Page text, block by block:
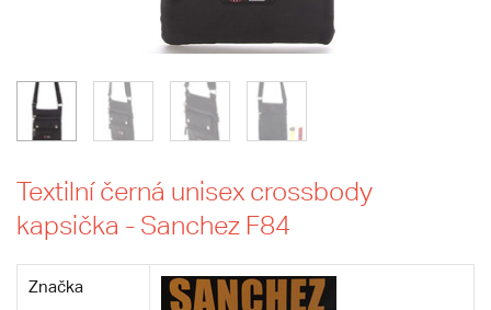
Textilní černá unisex crossbody
kapsička - Sanchez F84
Značka